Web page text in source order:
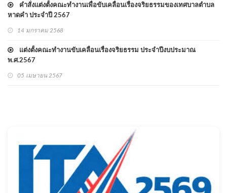
คำสั่งแต่งตั้งคณะทำงานเพื่อขับเคลื่อนเรื่องจริยธรรมของเทศบาลตำบล
หาดคำ ประจำปี 2567
14 มกราคม 2568
แต่งตั้งคณะทำงานขับเคลื่อนเรื่องจริยธรรม ประจำปีงบประมาณ
พ.ศ.2567
05 เมษายน 2567